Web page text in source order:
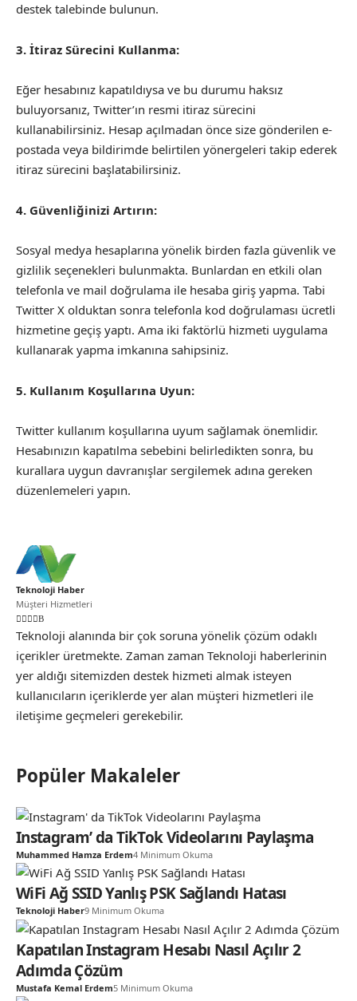
destek talebinde bulunun.
3. İtiraz Sürecini Kullanma:
Eğer hesabınız kapatıldıysa ve bu durumu haksız
buluyorsanız, Twitter’ın resmi itiraz sürecini
kullanabilirsiniz. Hesap açılmadan önce size gönderilen e-
postada veya bildirimde belirtilen yönergeleri takip ederek
itiraz sürecini başlatabilirsiniz.
4. Güvenliğinizi Artırın:
Sosyal medya hesaplarına yönelik birden fazla güvenlik ve
gizlilik seçenekleri bulunmakta. Bunlardan en etkili olan
telefonla ve mail doğrulama ile hesaba giriş yapma. Tabi
Twitter X olduktan sonra telefonla kod doğrulaması ücretli
hizmetine geçiş yaptı. Ama iki faktörlü hizmeti uygulama
kullanarak yapma imkanına sahipsiniz.
5. Kullanım Koşullarına Uyun:
Twitter kullanım koşullarına uyum sağlamak önemlidir.
Hesabınızın kapatılma sebebini belirledikten sonra, bu
kurallara uygun davranışlar sergilemek adına gereken
düzenlemeleri yapın.
Teknoloji Haber
Müşteri Hizmetleri
Teknoloji alanında bir çok soruna yönelik çözüm odaklı
içerikler üretmekte. Zaman zaman Teknoloji haberlerinin
yer aldığı sitemizden destek hizmeti almak isteyen
kullanıcıların içeriklerde yer alan müşteri hizmetleri ile
iletişime geçmeleri gerekebilir.
Popüler Makaleler
Instagram’ da TikTok Videolarını Paylaşma
Muhammed Hamza Erdem4 Minimum Okuma
WiFi Ağ SSID Yanlış PSK Sağlandı Hatası
Teknoloji Haber9 Minimum Okuma
Kapatılan Instagram Hesabı Nasıl Açılır 2
Adımda Çözüm
Mustafa Kemal Erdem5 Minimum Okuma